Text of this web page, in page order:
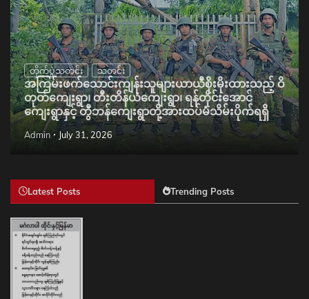
တိုက်ပွဲသတင်း သတင်း
အကြမ်းဖက်သောင်းကျန်းသူများယာယီစိုးမိုးထားသည့် ဝိ
တုတ်ကျေးရွာ၊ တီးတိန်ယံကျေးရွာ၊ ရန်တိုင်းအောင်
ကျေးရွာနှင့် တွီဘန်ကျေးရွာတို့အားထပ်မံသိမ်းပိုက်ရရှိ
Admin July 31, 2026
Latest Posts Trending Posts